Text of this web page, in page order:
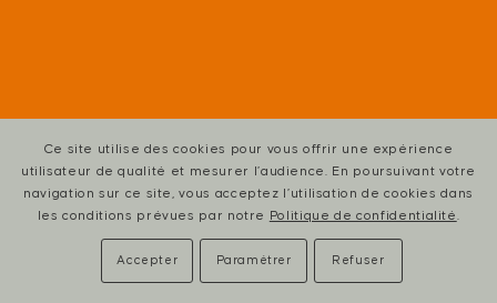
Ce site utilise des cookies pour vous offrir une expérience
utilisateur de qualité et mesurer l’audience. En poursuivant votre
navigation sur ce site, vous acceptez l’utilisation de cookies dans
les conditions prévues par notre Politique de confidentialité.
Accepter Paramétrer Refuser